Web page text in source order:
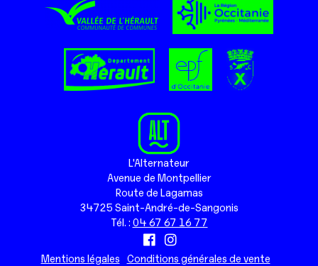
L'Alternateur
Avenue de Montpellier
Route de Lagamas
34725 Saint-André-de-Sangonis
Tél. : 04 67 67 16 77
Mentions légales Conditions générales de vente